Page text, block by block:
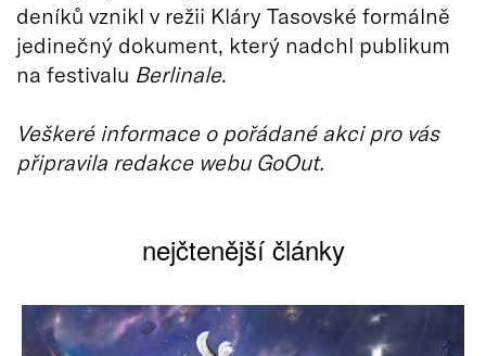
deníků vznikl v režii Kláry Tasovské formálně
jedinečný dokument, který nadchl publikum
na festivalu Berlinale.
Veškeré informace o pořádané akci pro vás
připravila redakce webu GoOut.
nejčtenější články